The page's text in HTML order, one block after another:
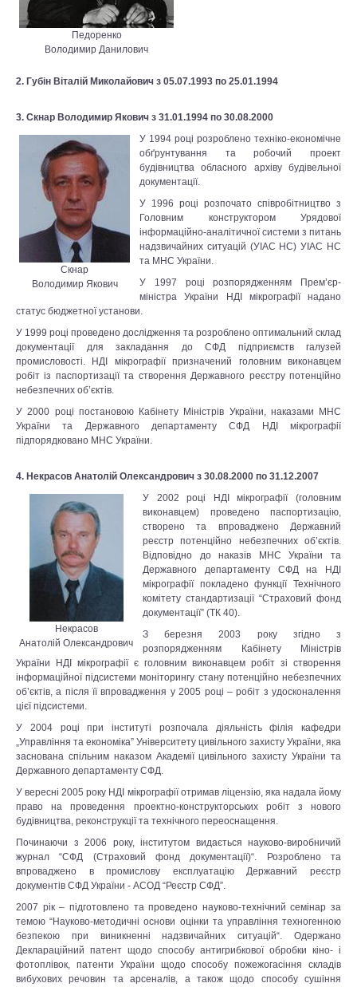
Педоренко
Володимир Данилович
2. Губін Віталій Миколайович з 05.07.1993 по 25.01.1994
3. Скнар Володимир Якович з 31.01.1994 по 30.08.2000
Скнар
Володимир Якович
У 1994 році розроблено техніко-економічне
обґрунтування та робочий проект
будівництва обласного архіву будівельної
документації.
У 1996 році розпочато співробітництво з
Головним конструктором Урядової
інформаційно-аналітичної системи з питань
надзвичайних ситуацій (УІАС НС) УІАС НС
та МНС України.
У 1997 році розпорядженням Прем’єр-
міністра України НДІ мікрографії надано
статус бюджетної установи.
У 1999 році проведено дослідження та розроблено оптимальний склад
документації для закладання до СФД підприємств галузей
промисловості. НДІ мікрографії призначений головним виконавцем
робіт із паспортизації та створення Державного реєстру потенційно
небезпечних об’єктів.
У 2000 році постановою Кабінету Міністрів України, наказами МНС
України та Державного департаменту СФД НДІ мікрографії
підпорядковано МНС України.
4. Некрасов Анатолій Олександрович з 30.08.2000 по 31.12.2007
Некрасов
Анатолій Олександрович
У 2002 році НДІ мікрографії (головним
виконавцем) проведено паспортизацію,
створено та впроваджено Державний
реєстр потенційно небезпечних об’єктів.
Відповідно до наказів МНС України та
Державного департаменту СФД на НДІ
мікрографії покладено функції Технічного
комітету стандартизації “Страховий фонд
документації” (ТК 40).
З березня 2003 року згідно з
розпорядженням Кабінету Міністрів
України НДІ мікрографії є головним виконавцем робіт зі створення
інформаційної підсистеми моніторингу стану потенційно небезпечних
об’єктів, а після її впровадження у 2005 році – робіт з удосконалення
цієї підсистеми.
У 2004 році при інституті розпочала діяльність філія кафедри
„Управління та економіка” Університету цивільного захисту України, яка
заснована спільним наказом Академії цивільного захисту України та
Державного департаменту СФД.
У вересні 2005 року НДІ мікрографії отримав ліцензію, яка надала йому
право на проведення проектно-конструкторських робіт з нового
будівництва, реконструкції та технічного переоснащення.
Починаючи з 2006 року, інститутом видається науково-виробничий
журнал “СФД (Страховий фонд документації)“. Розроблено та
впроваджено в промислову експлуатацію Державний реєстр
документів СФД України - АСОД “Реєстр СФД”.
2007 рік – підготовлено та проведено науково-технічний семінар за
темою “Науково-методичні основи оцінки та управління техногенною
безпекою при виникненні надзвичайних ситуацій“. Одержано
Деклараційний патент щодо способу антигрибкової обробки кіно- і
фотоплівок, патенти України щодо способу пожежогасіння складів
вибухових речовин та арсеналів, а також щодо способу сушіння